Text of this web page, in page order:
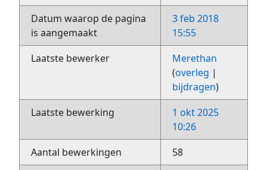
Datum waarop de pagina
is aangemaakt
3 feb 2018
15:55
Laatste bewerker
Merethan
(overleg |
bijdragen)
Laatste bewerking
1 okt 2025
10:26
Aantal bewerkingen
58